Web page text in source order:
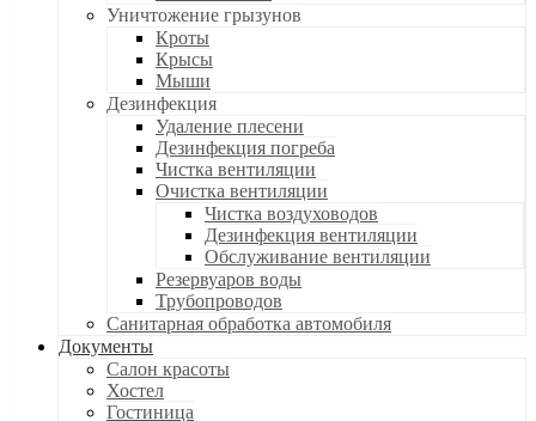
Уничтожение грызунов
Кроты
Крысы
Мыши
Дезинфекция
Удаление плесени
Дезинфекция погреба
Чистка вентиляции
Очистка вентиляции
Чистка воздуховодов
Дезинфекция вентиляции
Обслуживание вентиляции
Резервуаров воды
Трубопроводов
Санитарная обработка автомобиля
Документы
Салон красоты
Хостел
Гостиница